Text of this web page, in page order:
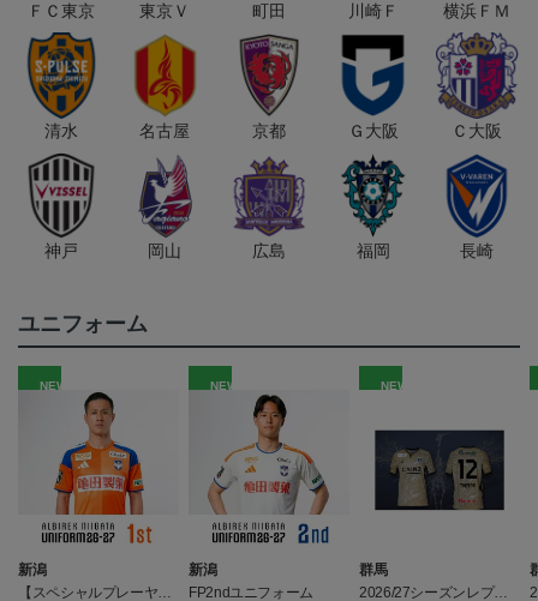
ＦＣ東京 東京Ｖ 町田 川崎Ｆ 横浜ＦＭ
清水 名古屋 京都 Ｇ大阪 Ｃ大阪
神戸 岡山 広島 福岡 長崎
ユニフォーム
NEW
新潟
【スペシャルプレーヤー
NEW
新潟
FP2ndユニフォーム
NEW
群馬
2026/27シーズンレプリ